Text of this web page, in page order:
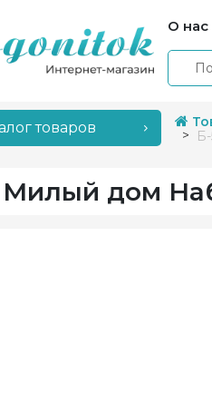
О нас
товаров
Милый дом